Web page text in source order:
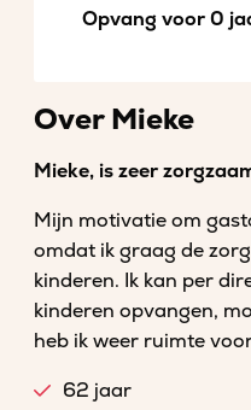
Opvang voor 0
Over Mieke
Mieke, is zeer
Mijn motivatie om
omdat ik graag de
kinderen. Ik kan per
kinderen opvangen,
heb ik weer ruimte
62 jaar